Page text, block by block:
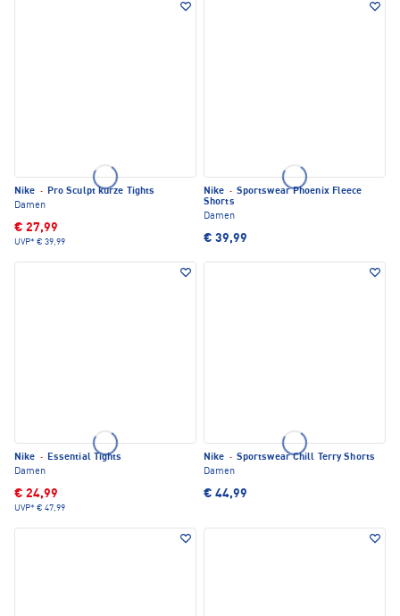
Nike · Pro Sculpt kurze Tights
Damen
€ 27,99
UVP* € 39,99
Nike · Sportswear Phoenix Fleece
Shorts
Damen
€ 39,99
Nike · Essential Tights
Damen
€ 24,99
UVP* € 47,99
Nike · Sportswear Chill Terry Shorts
Damen
€ 44,99